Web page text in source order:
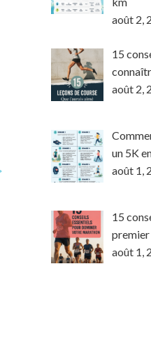
août 2,
15
août 2,
un 5K
août 1,
15
août 1,